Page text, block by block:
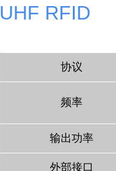
UHF RFID
协议
频率
输出功率
外部接口